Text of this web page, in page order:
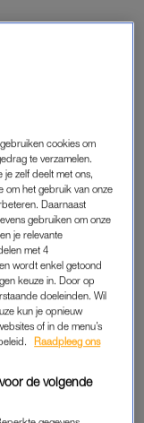
naar
zal ook
er plots
samen zouden
de liefde tóch bij
instantie naar
. Zij kwam er tijdens
Denise weer
in de
waren, maar
niet het geval was.
cookies om
te verzamelen.
je zelf deelt met ons,
om het gebruik van onze
Daarnaast
gebruiken om onze
je relevante
met 4
wordt enkel getoond
keuze in. Door op
doeleinden. Wil
kun je opnieuw
of in de menu’s
Raadpleeg ons
de volgende